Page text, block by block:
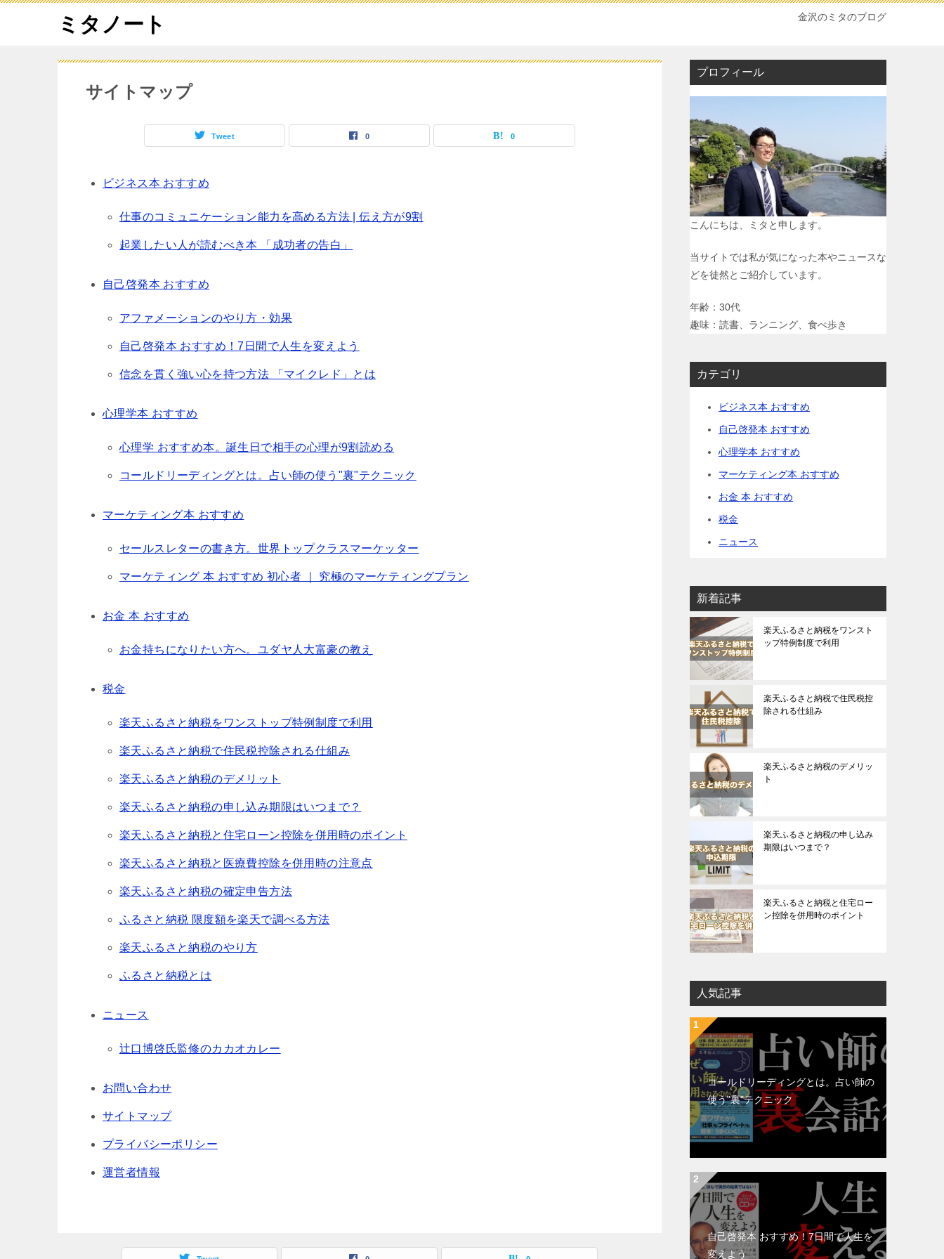
ミタノート 金沢のミタのブログ
サイトマップ
Tweet 0 0
ビジネス本 おすすめ
仕事のコミュニケーション能力を高める方法 | 伝え方が9割
起業したい人が読むべき本 「成功者の告白」
自己啓発本 おすすめ
アファメーションのやり方・効果
自己啓発本 おすすめ！7日間で人生を変えよう
信念を貫く強い心を持つ方法 「マイクレド」とは
心理学本 おすすめ
心理学 おすすめ本。誕生日で相手の心理が9割読める
コールドリーディングとは。占い師の使う"裏"テクニック
マーケティング本 おすすめ
セールスレターの書き方。世界トップクラスマーケッター
マーケティング 本 おすすめ 初心者 ｜ 究極のマーケティングプラン
お金 本 おすすめ
お金持ちになりたい方へ。ユダヤ人大富豪の教え
税金
楽天ふるさと納税をワンストップ特例制度で利用
楽天ふるさと納税で住民税控除される仕組み
楽天ふるさと納税のデメリット
楽天ふるさと納税の申し込み期限はいつまで？
楽天ふるさと納税と住宅ローン控除を併用時のポイント
楽天ふるさと納税と医療費控除を併用時の注意点
楽天ふるさと納税の確定申告方法
ふるさと納税 限度額を楽天で調べる方法
楽天ふるさと納税のやり方
ふるさと納税とは
ニュース
辻口博啓氏監修のカカオカレー
お問い合わせ
サイトマップ
プライバシーポリシー
運営者情報
プロフィール
こんにちは、ミタと申します。
当サイトでは私が気になった本やニュースな
どを徒然とご紹介しています。
年齢：30代
趣味：読書、ランニング、食べ歩き
カテゴリ
ビジネス本 おすすめ
自己啓発本 おすすめ
心理学本 おすすめ
マーケティング本 おすすめ
お金 本 おすすめ
税金
ニュース
新着記事
楽天ふるさと納税をワンスト
ップ特例制度で利用
楽天ふるさと納税で住民税控
除される仕組み
楽天ふるさと納税のデメリッ
ト
楽天ふるさと納税の申し込み
期限はいつまで？
楽天ふるさと納税と住宅ロー
ン控除を併用時のポイント
人気記事
コールドリーディングとは。占い師の
使う"裏"テクニック
自己啓発本 おすすめ！7日間で人生を
変えよう